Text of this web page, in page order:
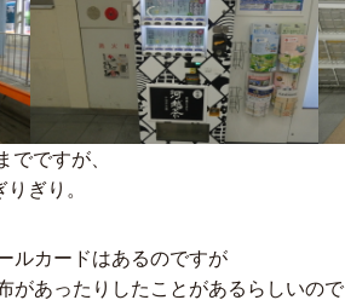
でですが、
ぎり。
ルカードはあるのですが
があったりしたことがあるらしいので